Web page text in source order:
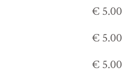
€ 5.00
€ 5.00
€ 5.00